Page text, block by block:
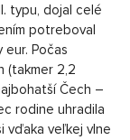
typu, dojal celé
potreboval
eur. Počas
(takmer 2,2
Čech –
rodine uhradila
vďaka veľkej vlne